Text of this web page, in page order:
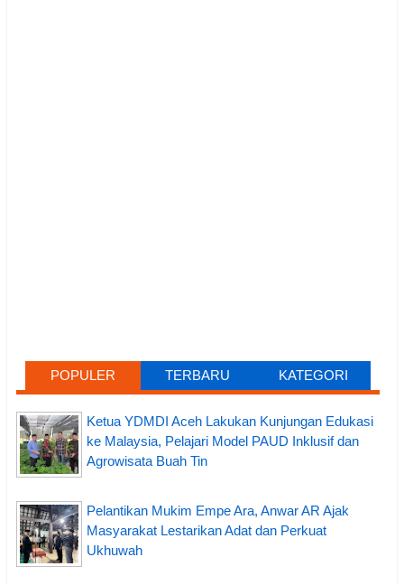
POPULER TERBARU KATEGORI
Ketua YDMDI Aceh Lakukan Kunjungan Edukasi
ke Malaysia, Pelajari Model PAUD Inklusif dan
Agrowisata Buah Tin
Pelantikan Mukim Empe Ara, Anwar AR Ajak
Masyarakat Lestarikan Adat dan Perkuat
Ukhuwah